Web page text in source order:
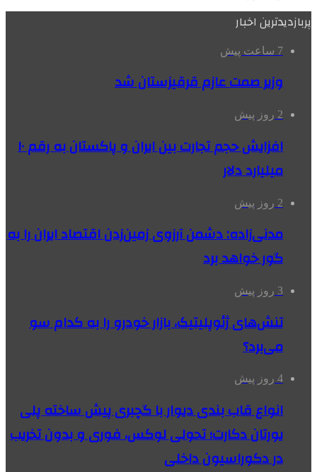
پربازدیدترین اخبار
7 ساعت پیش
وزیر صمت عازم قرقیزستان شد
2 روز پیش
افزایش حجم تجارت بین ایران و پاکستان به رقم ۱۰
میلیارد دلار
2 روز پیش
مدنی‌زاده: دشمن آرزوی زمین‌زدن اقتصاد ایران را به
گور خواهد برد
3 روز پیش
تنش‌های ژئوپلیتیک، بازار خودرو را به کدام سو
می‌برد؟
4 روز پیش
انواع قاب بندی دیوار با گچبری پیش ساخته پلی
یورتان دکارت؛ تحولی لوکس، فوری و بدون تخریب
در دکوراسیون داخلی